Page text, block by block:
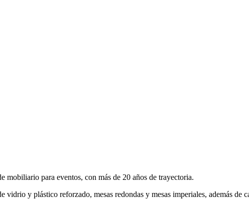
para eventos, con más de 20 años de trayectoria.
y plástico reforzado, mesas redondas y mesas imperiales, además de